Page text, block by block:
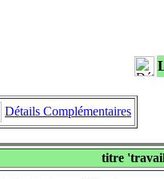
Détails Complémentaires
titre